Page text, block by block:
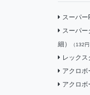
スーパー
スーパ
細）
（132円
レック
アクロボ
アクロボ